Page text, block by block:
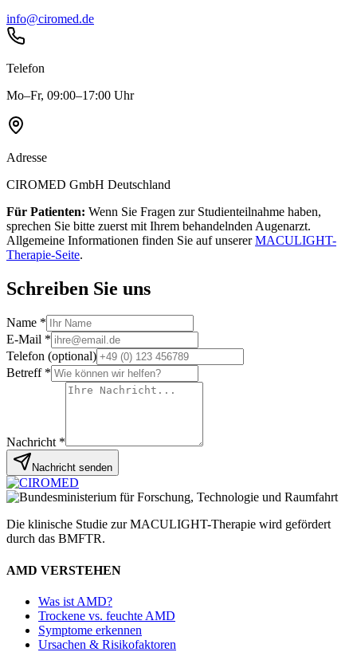
info@ciromed.de
Telefon
Mo–Fr, 09:00–17:00 Uhr
Adresse
CIROMED GmbH Deutschland
Für Patienten: Wenn Sie Fragen zur Studienteilnahme haben,
sprechen Sie bitte zuerst mit Ihrem behandelnden Augenarzt.
Allgemeine Informationen finden Sie auf unserer MACULIGHT-
Therapie-Seite.
Schreiben Sie uns
Name *
E-Mail *
Telefon (optional)
Betreff *
Nachricht *
Nachricht senden
Die klinische Studie zur MACULIGHT-Therapie wird gefördert
durch das BMFTR.
AMD VERSTEHEN
Was ist AMD?
Trockene vs. feuchte AMD
Symptome erkennen
Ursachen & Risikofaktoren